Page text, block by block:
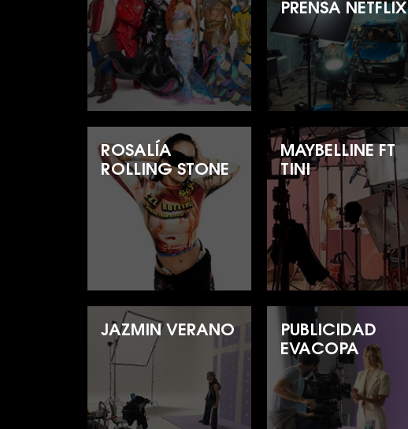
PRENSA NETFLIX
ROSALÍA
ROLLING STONE
MAYBELLINE FT
TINI
JAZMIN VERANO
PUBLICIDAD
EVACOPA